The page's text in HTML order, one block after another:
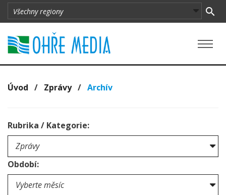
Úvod / Zprávy/ Archív
Rubrika / Kategorie:
Období: